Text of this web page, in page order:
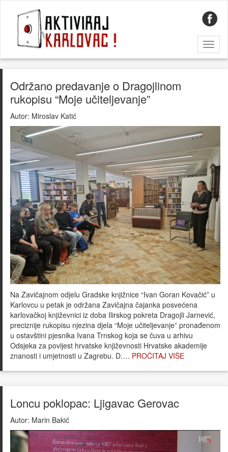
Održano predavanje o Dragojlinom
rukopisu “Moje učiteljevanje”
Autor: Miroslav Katić
Na Zavičajnom odjelu Gradske knjižnice “Ivan Goran Kovačić” u
Karlovcu u petak je održana Zavičajna čajanka posvećena
karlovačkoj književnici iz doba Ilirskog pokreta Dragojli Jarnević,
preciznije rukopisu njezina djela “Moje učiteljevanje” pronađenom
u ostavštini pjesnika Ivana Trnskog koja se čuva u arhivu
Odsjeka za povijest hrvatske književnosti Hrvatske akademije
znanosti i umjetnosti u Zagrebu. D…. PROČITAJ VIŠE
Loncu poklopac: Ljigavac Gerovac
Autor: Marin Bakić